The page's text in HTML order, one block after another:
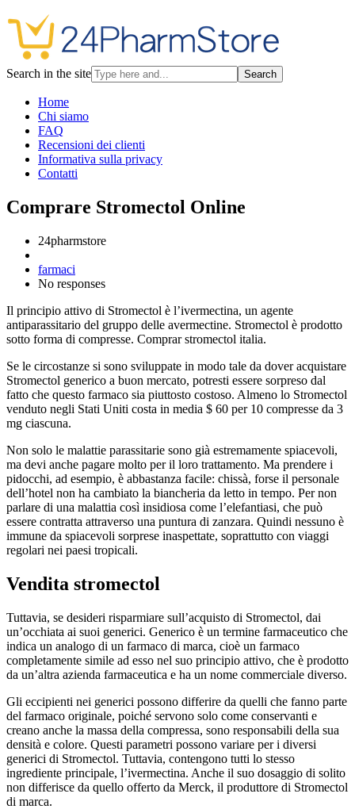
Search in the site Search
Home
Chi siamo
FAQ
Recensioni dei clienti
Informativa sulla privacy
Contatti
Comprare Stromectol Online
24pharmstore
farmaci
No responses
Il principio attivo di Stromectol è l’ivermectina, un agente
antiparassitario del gruppo delle avermectine. Stromectol è prodotto
sotto forma di compresse. Comprar stromectol italia.
Se le circostanze si sono sviluppate in modo tale da dover acquistare
Stromectol generico a buon mercato, potresti essere sorpreso dal
fatto che questo farmaco sia piuttosto costoso. Almeno lo Stromectol
venduto negli Stati Uniti costa in media $ 60 per 10 compresse da 3
mg ciascuna.
Non solo le malattie parassitarie sono già estremamente spiacevoli,
ma devi anche pagare molto per il loro trattamento. Ma prendere i
pidocchi, ad esempio, è abbastanza facile: chissà, forse il personale
dell’hotel non ha cambiato la biancheria da letto in tempo. Per non
parlare di una malattia così insidiosa come l’elefantiasi, che può
essere contratta attraverso una puntura di zanzara. Quindi nessuno è
immune da spiacevoli sorprese inaspettate, soprattutto con viaggi
regolari nei paesi tropicali.
Vendita stromectol
Tuttavia, se desideri risparmiare sull’acquisto di Stromectol, dai
un’occhiata ai suoi generici. Generico è un termine farmaceutico che
indica un analogo di un farmaco di marca, cioè un farmaco
completamente simile ad esso nel suo principio attivo, che è prodotto
da un’altra azienda farmaceutica e ha un nome commerciale diverso.
Gli eccipienti nei generici possono differire da quelli che fanno parte
del farmaco originale, poiché servono solo come conservanti e
creano anche la massa della compressa, sono responsabili della sua
densità e colore. Questi parametri possono variare per i diversi
generici di Stromectol. Tuttavia, contengono tutti lo stesso
ingrediente principale, l’ivermectina. Anche il suo dosaggio di solito
non differisce da quello offerto da Merck, il produttore di Stromectol
di marca.